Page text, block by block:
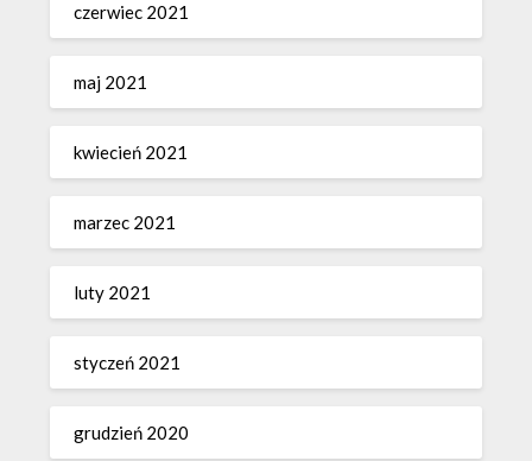
czerwiec 2021
maj 2021
kwiecień 2021
marzec 2021
luty 2021
styczeń 2021
grudzień 2020